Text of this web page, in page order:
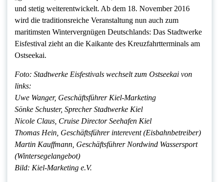
und stetig weiterentwickelt. Ab dem 18. November 2016
wird die traditionsreiche Veranstaltung nun auch zum
maritimsten Wintervergnügen Deutschlands: Das Stadtwerke
Eisfestival zieht an die Kaikante des Kreuzfahrtterminals am
Ostseekai.
Foto: Stadtwerke Eisfestivals wechselt zum Ostseekai von
links:
Uwe Wanger, Geschäftsführer Kiel-Marketing
Sönke Schuster, Sprecher Stadtwerke Kiel
Nicole Claus, Cruise Director Seehafen Kiel
Thomas Hein, Geschäftsführer interevent (Eisbahnbetreiber)
Martin Kauffmann, Geschäftsführer Nordwind Wassersport
(Wintersegelangebot)
Bild: Kiel-Marketing e.V.